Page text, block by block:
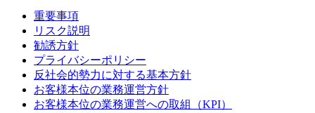
重要事項
リスク説明
勧誘方針
プライバシーポリシー
反社会的勢力に対する基本方針
お客様本位の業務運営方針
お客様本位の業務運営への取組（KPI）